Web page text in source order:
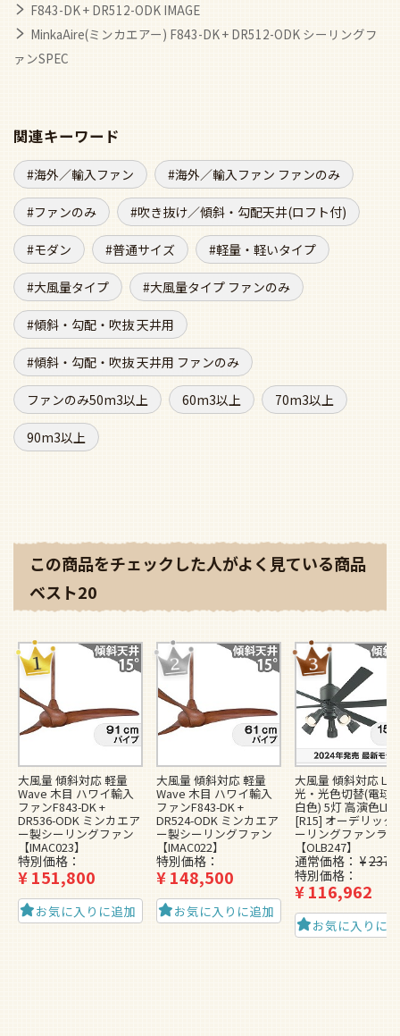
F843-DK + DR512-ODK IMAGE
MinkaAire(ミンカエアー) F843-DK + DR512-ODK シーリングフ
ァンSPEC
関連キーワード
海外／輸入ファン 海外／輸入ファン ファンのみ
ファンのみ 吹き抜け／傾斜・勾配天井(ロフト付)
モダン 普通サイズ 軽量・軽いタイプ
大風量タイプ 大風量タイプ ファンのみ
傾斜・勾配・吹抜 天井用
傾斜・勾配・吹抜 天井用 ファンのみ
ファンのみ50m3以上 60m3以上 70m3以上
90m3以上
この商品をチェックした人がよく見ている商品
ベスト20
大風量 傾斜対応 軽量
Wave 木目 ハワイ輸入
ファンF843-DK +
DR536-ODK ミンカエア
ー製シーリングファン
【IMAC023】
特別価格
¥151,800
お気に入りに追加
大風量 傾斜対応 軽量
Wave 木目 ハワイ輸入
ファンF843-DK +
DR524-ODK ミンカエア
ー製シーリングファン
【IMAC022】
特別価格
¥148,500
お気に入りに追加
大風量 傾斜対応
光・光色切替(電球
白色) 5灯 高演色LED
[R15] オーデリック
ーリングファンラ
【OLB247】
通常価格 ¥
特別価格
¥116,962
お気に入りに